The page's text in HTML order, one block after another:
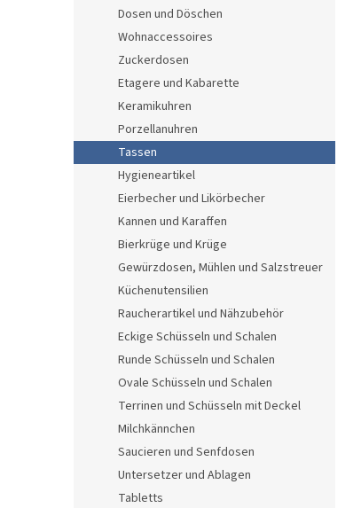
Dosen und Döschen
Wohnaccessoires
Zuckerdosen
Etagere und Kabarette
Keramikuhren
Porzellanuhren
Tassen
Hygieneartikel
Eierbecher und Likörbecher
Kannen und Karaffen
Bierkrüge und Krüge
Gewürzdosen, Mühlen und Salzstreuer
Küchenutensilien
Raucherartikel und Nähzubehör
Eckige Schüsseln und Schalen
Runde Schüsseln und Schalen
Ovale Schüsseln und Schalen
Terrinen und Schüsseln mit Deckel
Milchkännchen
Saucieren und Senfdosen
Untersetzer und Ablagen
Tabletts